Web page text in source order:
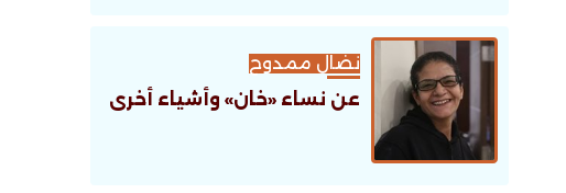
نضال ممدوح
عن نساء «خان» وأشياء أخرى